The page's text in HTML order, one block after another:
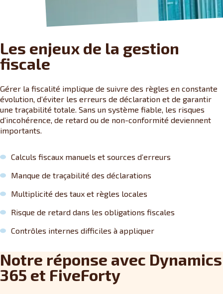
Les enjeux de la gestion
fiscale
Gérer la fiscalité implique de suivre des règles en constante
évolution, d’éviter les erreurs de déclaration et de garantir
une traçabilité totale. Sans un système fiable, les risques
d’incohérence, de retard ou de non-conformité deviennent
importants.
Calculs fiscaux manuels et sources d’erreurs
Manque de traçabilité des déclarations
Multiplicité des taux et règles locales
Risque de retard dans les obligations fiscales
Contrôles internes difficiles à appliquer
Notre réponse avec Dynamics
365 et FiveForty